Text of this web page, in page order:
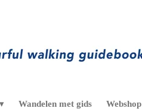
Wandelen met gids Webshop